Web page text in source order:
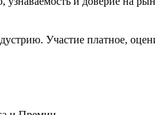
Участие платное,